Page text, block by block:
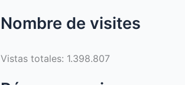
Nombre de visites
Vistas totales: 1.398.807